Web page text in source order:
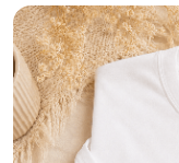
cadeau
coordonné marraine/
Une idée cadeau
Souvent, ce sont les